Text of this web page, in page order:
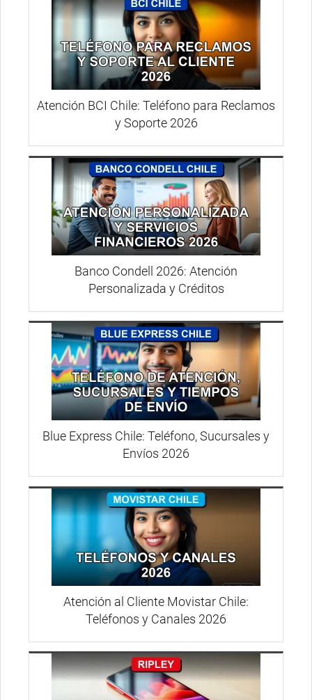
Atención BCI Chile: Teléfono para Reclamos
y Soporte 2026
Banco Condell 2026: Atención
Personalizada y Créditos
Blue Express Chile: Teléfono, Sucursales y
Envíos 2026
Atención al Cliente Movistar Chile:
Teléfonos y Canales 2026